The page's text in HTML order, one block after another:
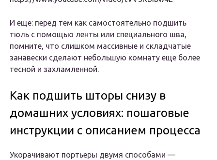
И еще: перед тем как самостоятельно подшить
тюль с помощью ленты или специального шва,
помните, что слишком массивные и складчатые
занавески сделают небольшую комнату еще более
тесной и захламленной.
Как подшить шторы снизу в
домашних условиях: пошаговые
инструкции с описанием процесса
Укорачивают портьеры двумя способами —